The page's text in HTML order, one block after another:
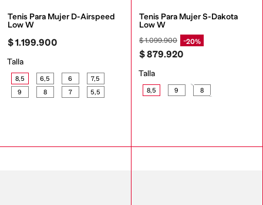
Tenis Para Mujer D-Airspeed
Low W
$1.199.900
Talla
8,5 6,5 6
7,5
9
8 7 5,5
Tenis Para Mujer S-Dakota
Low W
$1.099.900 20%
$879.920
Talla
8,5 9 8